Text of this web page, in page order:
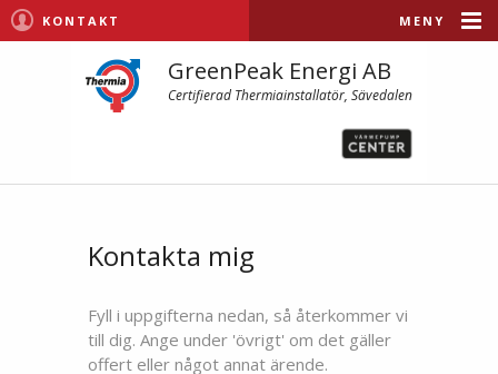
KONTAKT MENY
GreenPeak Energi AB
Certifierad Thermiainstallatör, Sävedalen
Kontakta mig
Fyll i uppgifterna nedan, så återkommer vi
till dig. Ange under 'övrigt' om det gäller
offert eller något annat ärende.